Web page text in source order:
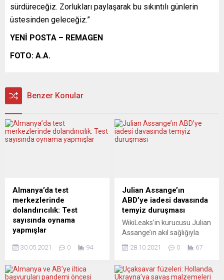
sürdüreceğiz. Zorlukları paylaşarak bu sıkıntılı günlerin
üstesinden geleceğiz.”
YENİ POSTA – REMAGEN
FOTO: A.A.
Benzer Konular
Almanya’da test
merkezlerinde
dolandırıcılık: Test
sayısında oynama
yapmışlar
koronavirüs testi sunan test
yapıldığı ortaya çıktı. Yapılan
30.05.2021 0 94
Julian Assange’ın
ABD’ye iadesi davasında
temyiz duruşması
WikiLeaks’in kurucusu Julian
Assange’ın akıl sağlığıyla
ABD’ye iade edilemeyeceği
temyiz duruşmasının ilk gün
28.10.2021 0 67